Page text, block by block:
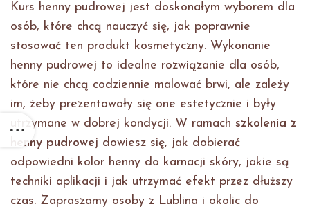
Kurs henny pudrowej jest doskonałym wyborem dla
osób, które chcą nauczyć się, jak poprawnie
stosować ten produkt kosmetyczny. Wykonanie
henny pudrowej to idealne rozwiązanie dla osób,
które nie chcą codziennie malować brwi, ale zależy
im, żeby prezentowały się one estetycznie i były
utrzymane w dobrej kondycji. W ramach szkolenia z
henny pudrowej dowiesz się, jak dobierać
odpowiedni kolor henny do karnacji skóry, jakie są
techniki aplikacji i jak utrzymać efekt przez dłuższy
czas. Zapraszamy osoby z Lublina i okolic do